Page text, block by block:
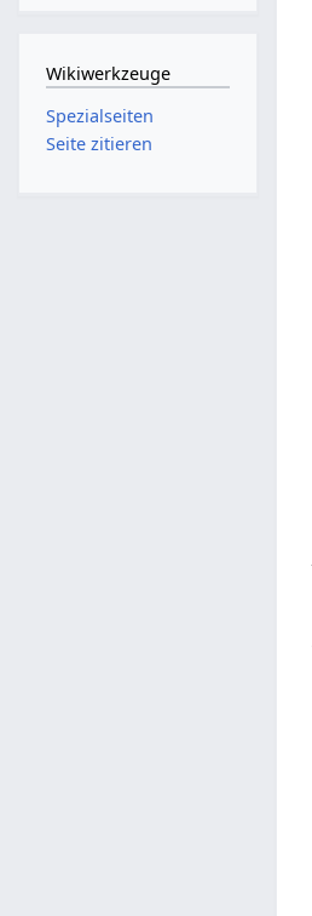
Wikiwerkzeuge
Spezialseiten
Seite zitieren